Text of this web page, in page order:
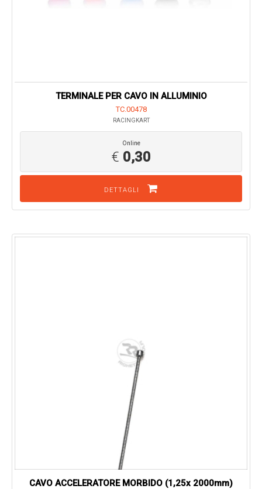
TERMINALE PER CAVO IN ALLUMINIO
TC.00478
RACINGKART
Online
€ 0,30
DETTAGLI
CAVO ACCELERATORE MORBIDO (1,25x 2000mm)